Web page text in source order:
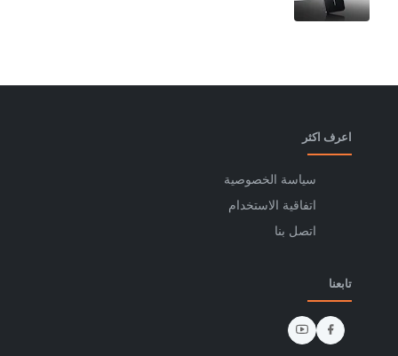
اعرف اكثر
سياسة الخصوصية
اتفاقية الاستخدام
اتصل بنا
تابعنا